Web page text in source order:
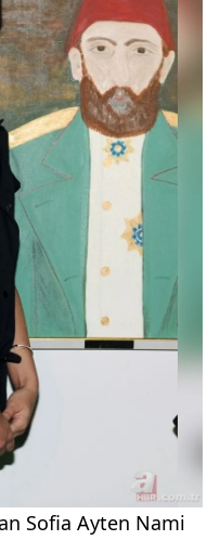
Sofia Ayten Nami